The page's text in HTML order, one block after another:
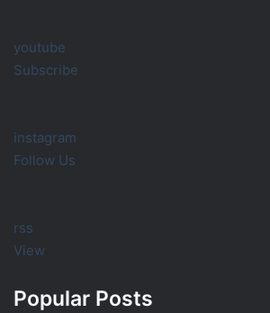
youtube
Subscribe
instagram
Follow Us
rss
View
Popular Posts